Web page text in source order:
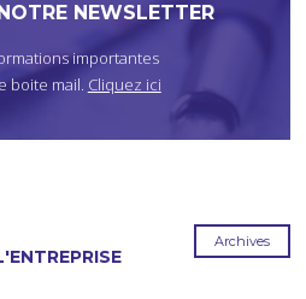
NEWSLETTER
importantes
boite mail. Cliquez ici
Archives